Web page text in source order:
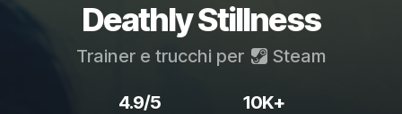
Deathly Stillness
Trainer e trucchi per Steam
4.9/5 10K+